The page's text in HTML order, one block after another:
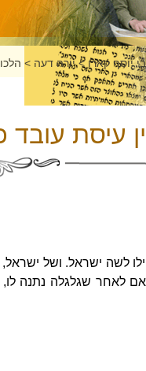
יוסף קארו >יורה דעה >
עיסת עובד
לשה ישראל. ושל
לאחר שגלגלה נתנה